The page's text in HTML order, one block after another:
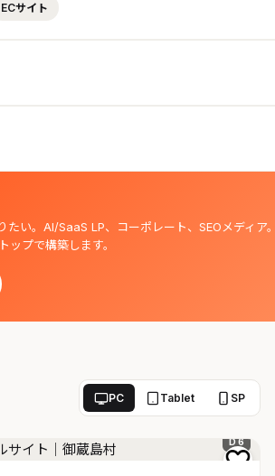
ECサイト
たい。AI/SaaS LP、コーポレート、SEOメディア
ップで構築します。
PC Tablet SP
D 6